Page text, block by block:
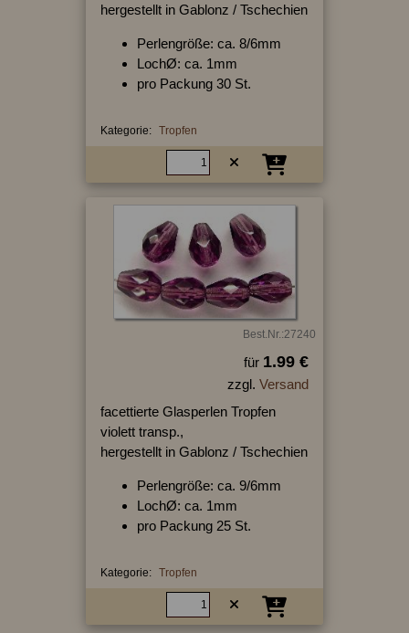
hergestellt in Gablonz / Tschechien
Perlengröße: ca. 8/6mm
LochØ: ca. 1mm
pro Packung 30 St.
Kategorie: Tropfen
Best.Nr.:27240
für 1.99 €
zzgl. Versand
facettierte Glasperlen Tropfen
violett transp.,
hergestellt in Gablonz / Tschechien
Perlengröße: ca. 9/6mm
LochØ: ca. 1mm
pro Packung 25 St.
Kategorie: Tropfen